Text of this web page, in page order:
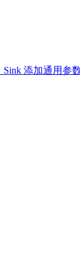
添加通用参